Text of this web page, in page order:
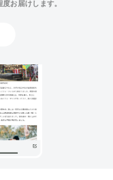
お届けします。